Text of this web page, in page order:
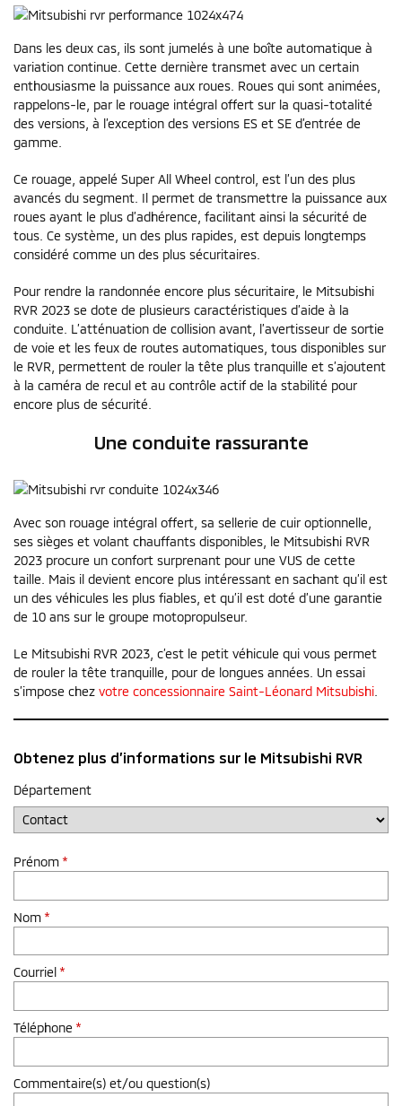
Dans les deux cas, ils sont jumelés à une boîte automatique à
variation continue. Cette dernière transmet avec un certain
enthousiasme la puissance aux roues. Roues qui sont animées,
rappelons-le, par le rouage intégral offert sur la quasi-totalité
des versions, à l’exception des versions ES et SE d’entrée de
gamme.
Ce rouage, appelé Super All Wheel control, est l’un des plus
avancés du segment. Il permet de transmettre la puissance aux
roues ayant le plus d’adhérence, facilitant ainsi la sécurité de
tous. Ce système, un des plus rapides, est depuis longtemps
considéré comme un des plus sécuritaires.
Pour rendre la randonnée encore plus sécuritaire, le Mitsubishi
RVR 2023 se dote de plusieurs caractéristiques d’aide à la
conduite. L’atténuation de collision avant, l’avertisseur de sortie
de voie et les feux de routes automatiques, tous disponibles sur
le RVR, permettent de rouler la tête plus tranquille et s’ajoutent
à la caméra de recul et au contrôle actif de la stabilité pour
encore plus de sécurité.
Une conduite rassurante
Avec son rouage intégral offert, sa sellerie de cuir optionnelle,
ses sièges et volant chauffants disponibles, le Mitsubishi RVR
2023 procure un confort surprenant pour une VUS de cette
taille. Mais il devient encore plus intéressant en sachant qu’il est
un des véhicules les plus fiables, et qu’il est doté d’une garantie
de 10 ans sur le groupe motopropulseur.
Le Mitsubishi RVR 2023, c’est le petit véhicule qui vous permet
de rouler la tête tranquille, pour de longues années. Un essai
s’impose chez votre concessionnaire Saint-Léonard Mitsubishi
Obtenez plus d’informations sur le Mitsubishi RVR
Département
Prénom *
Nom *
Courriel *
Téléphone *
Commentaire(s) et/ou question(s)